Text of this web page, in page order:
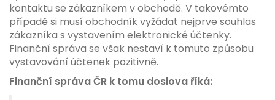
kontaktu se zákazníkem v obchodě. V takovémto
případě si musí obchodník vyžádat nejprve souhlas
zákazníka s vystavením elektronické účtenky.
Finanční správa se však nestaví k tomuto způsobu
vystavování účtenek pozitivně.
Finanční správa ČR k tomu doslova říká: